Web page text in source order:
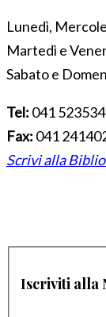
Lunedì,
Martedì e
Sabato e
Tel: 041
Fax: 041
Scrivi alla
Iscriviti alla